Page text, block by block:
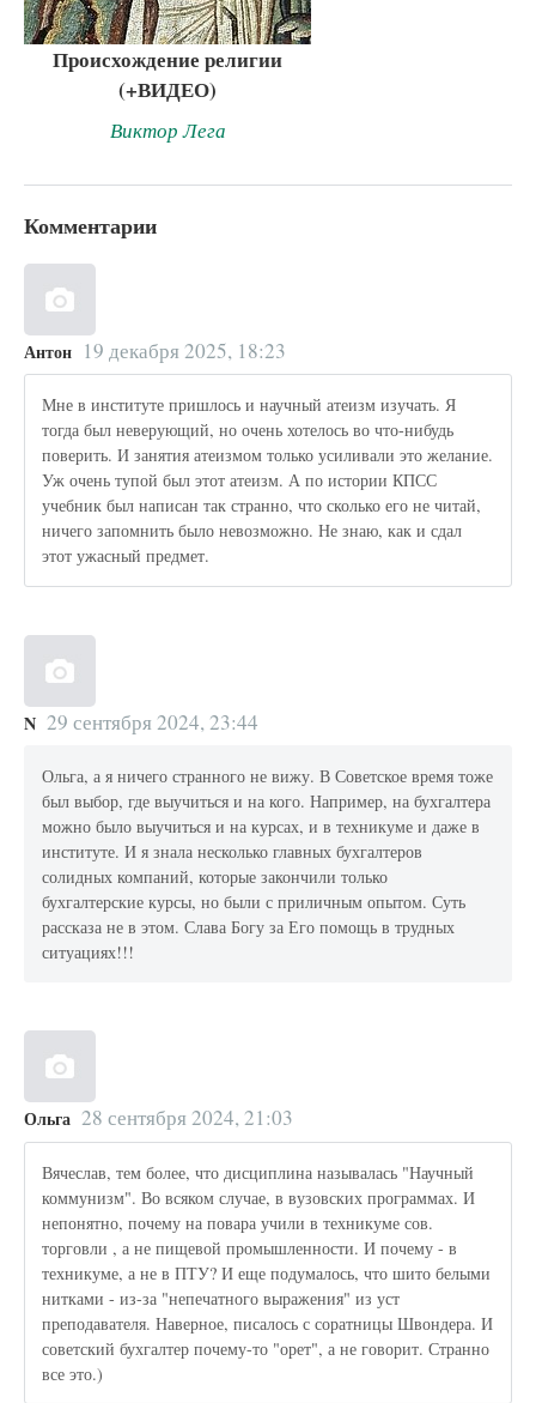
Происхождение религии
(+ВИДЕО)
Виктор Лега
Комментарии
Антон 19 декабря 2025, 18:23
Мне в институте пришлось и научный атеизм изучать. Я
тогда был неверующий, но очень хотелось во что-нибудь
поверить. И занятия атеизмом только усиливали это желание.
Уж очень тупой был этот атеизм. А по истории КПСС
учебник был написан так странно, что сколько его не читай,
ничего запомнить было невозможно. Не знаю, как и сдал
этот ужасный предмет.
N 29 сентября 2024, 23:44
Ольга, а я ничего странного не вижу. В Советское время тоже
был выбор, где выучиться и на кого. Например, на бухгалтера
можно было выучиться и на курсах, и в техникуме и даже в
институте. И я знала несколько главных бухгалтеров
солидных компаний, которые закончили только
бухгалтерские курсы, но были с приличным опытом. Суть
рассказа не в этом. Слава Богу за Его помощь в трудных
ситуациях!!!
Ольга 28 сентября 2024, 21:03
Вячеслав, тем более, что дисциплина называлась "Научный
коммунизм". Во всяком случае, в вузовских программах. И
непонятно, почему на повара учили в техникуме сов.
торговли , а не пищевой промышленности. И почему - в
техникуме, а не в ПТУ? И еще подумалось, что шито белыми
нитками - из-за "непечатного выражения" из уст
преподавателя. Наверное, писалось с соратницы Швондера. И
советский бухгалтер почему-то "орет", а не говорит. Странно
все это.)